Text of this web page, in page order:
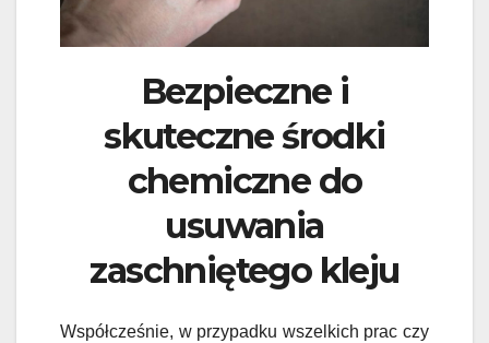
Bezpieczne i
skuteczne środki
chemiczne do
usuwania
zaschniętego kleju
Współcześnie, w przypadku wszelkich prac czy